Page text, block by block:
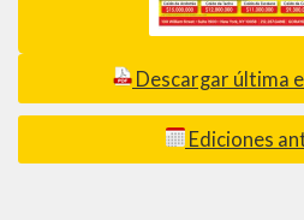
Descargar última
Ediciones